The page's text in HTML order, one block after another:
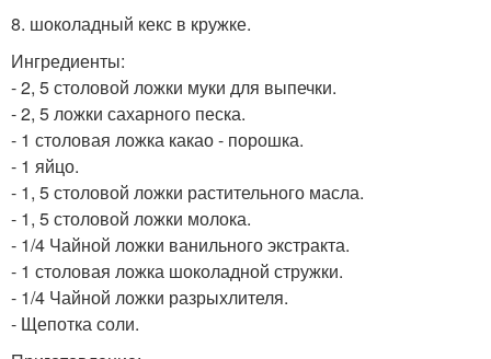
8. шоколадный кекс в кружке.
Ингредиенты:
- 2, 5 столовой ложки муки для выпечки.
- 2, 5 ложки сахарного песка.
- 1 столовая ложка какао - порошка.
- 1 яйцо.
- 1, 5 столовой ложки растительного масла.
- 1, 5 столовой ложки молока.
- 1/4 Чайной ложки ванильного экстракта.
- 1 столовая ложка шоколадной стружки.
- 1/4 Чайной ложки разрыхлителя.
- Щепотка соли.